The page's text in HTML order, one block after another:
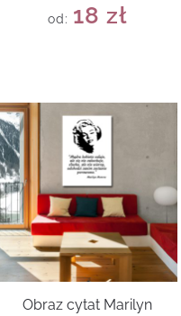
od: 18zł
Obraz cytat Marilyn